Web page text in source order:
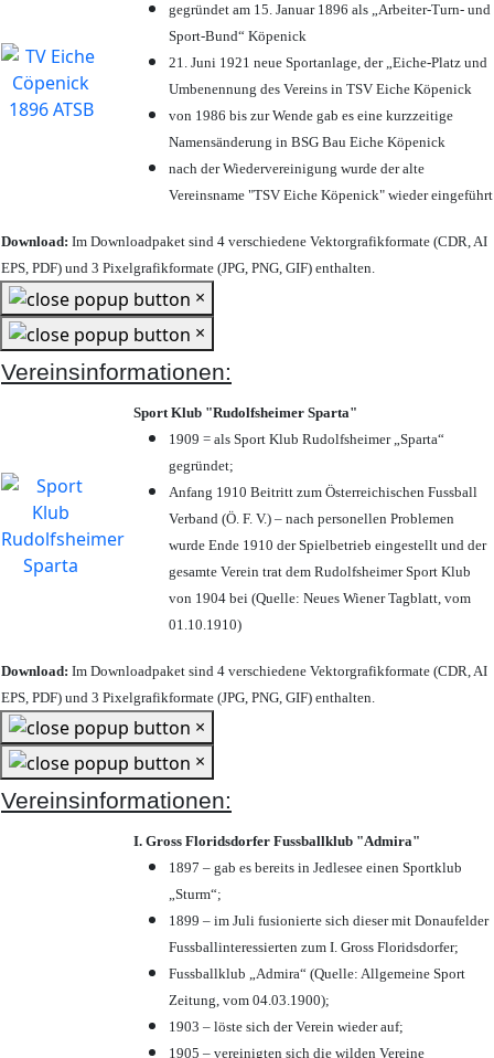
gegründet am 15. Januar 1896 als „Arbeiter-Turn- und
Sport-Bund“ Köpenick
21. Juni 1921 neue Sportanlage, der „Eiche-Platz und
Umbenennung des Vereins in TSV Eiche Köpenick
von 1986 bis zur Wende gab es eine kurzzeitige
Namensänderung in BSG Bau Eiche Köpenick
nach der Wiedervereinigung wurde der alte
Vereinsname "TSV Eiche Köpenick" wieder eingeführt
Download: Im Downloadpaket sind 4 verschiedene Vektorgrafikformate (CDR, AI
EPS, PDF) und 3 Pixelgrafikformate (JPG, PNG, GIF) enthalten.
×
×
Vereinsinformationen:
Sport Klub "Rudolfsheimer Sparta"
1909 = als Sport Klub Rudolfsheimer „Sparta“
gegründet;
Anfang 1910 Beitritt zum Österreichischen Fussball
Verband (Ö. F. V.) – nach personellen Problemen
wurde Ende 1910 der Spielbetrieb eingestellt und der
gesamte Verein trat dem Rudolfsheimer Sport Klub
von 1904 bei (Quelle: Neues Wiener Tagblatt, vom
01.10.1910)
Download: Im Downloadpaket sind 4 verschiedene Vektorgrafikformate (CDR, AI
EPS, PDF) und 3 Pixelgrafikformate (JPG, PNG, GIF) enthalten.
×
×
Vereinsinformationen:
I. Gross Floridsdorfer Fussballklub "Admira"
1897 – gab es bereits in Jedlesee einen Sportklub
„Sturm“;
1899 – im Juli fusionierte sich dieser mit Donaufelder
Fussballinteressierten zum I. Gross Floridsdorfer;
Fussballklub „Admira“ (Quelle: Allgemeine Sport
Zeitung, vom 04.03.1900);
1903 – löste sich der Verein wieder auf;
1905 – vereinigten sich die wilden Vereine